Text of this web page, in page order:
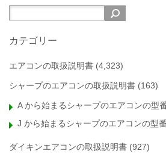
カテゴリー
エアコンの取扱説明書 (4,323)
シャープのエアコンの取扱説明書 (163)
A から始まるシャープのエアコンの型
J から始まるシャープのエアコンの型番
ダイキンエアコンの取扱説明書 (927)